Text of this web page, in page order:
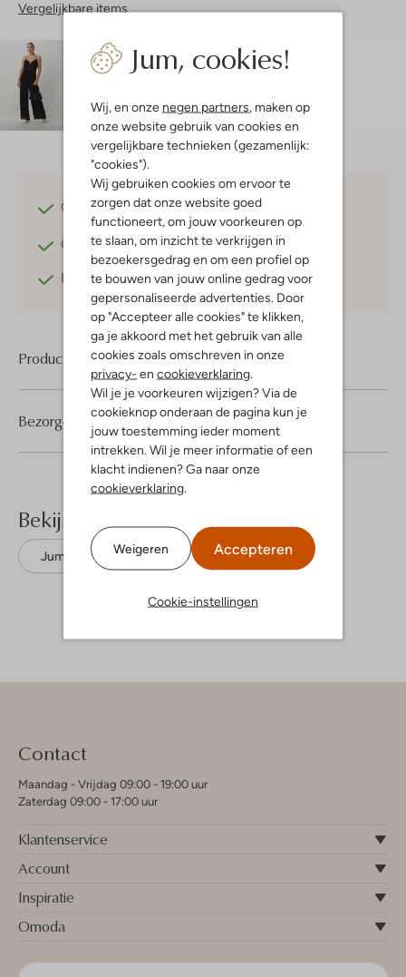
Jum, cookies!
Wij, en onze negen partners, maken op
onze website gebruik van cookies en
vergelijkbare technieken (gezamenlijk:
"cookies").
Wij gebruiken cookies om ervoor te
zorgen dat onze website goed
functioneert, om jouw voorkeuren op
te slaan, om inzicht te verkrijgen in
bezoekersgedrag en om een profiel op
te bouwen van jouw online gedrag voor
gepersonaliseerde advertenties. Door
op "Accepteer alle cookies" te klikken,
ga je akkoord met het gebruik van alle
cookies zoals omschreven in onze
privacy- en cookieverklaring.
Wil je je voorkeuren wijzigen? Via de
cookieknop onderaan de pagina kun je
jouw toestemming ieder moment
intrekken. Wil je meer informatie of een
klacht indienen? Ga naar onze
cookieverklaring.
Weigeren Accepteren
Cookie-instellingen
Vergelijkbare items
Maatadvies
Amy is 1 meter 78 lang en draagt maat s.
Gratis verzendingvanaf €75,-
Gratis retournerenbinnen 30 dagen*
Betaal achterafmet Klarna
Product informatie
Bezorgen & retourneren
Bekijk meer
Jumpsuits Guess Polyester
Contact
Maandag - Vrijdag 09:00 - 19:00 uur
Zaterdag 09:00 - 17:00 uur
Klantenservice
Account
Inspiratie
Omoda